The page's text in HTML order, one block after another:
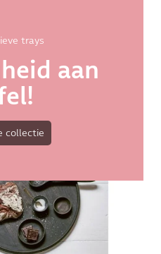
trays
aan
collectie